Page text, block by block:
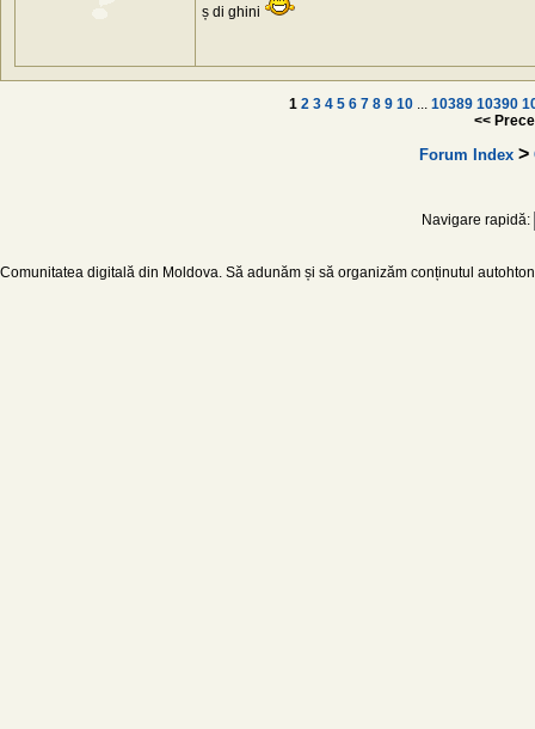
ș di ghini
1 2 3 4 5 6 7 8 9 10 ... 10389 10390
<<
Forum Index >
Navigare rapidă:
Comunitatea digitală din Moldova. Să adunăm și să organizăm conținutul